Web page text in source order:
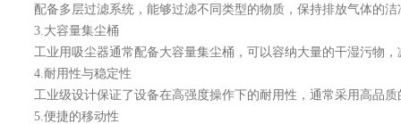
配备多层过滤系统，能够过滤不同类型的物质，保持排放气体的洁
3.大容量集尘桶
工业用吸尘器通常配备大容量集尘桶，可以容纳大量的干湿污物，
4.耐用性与稳定性
工业级设计保证了设备在高强度操作下的耐用性，通常采用高品质
5.便捷的移动性